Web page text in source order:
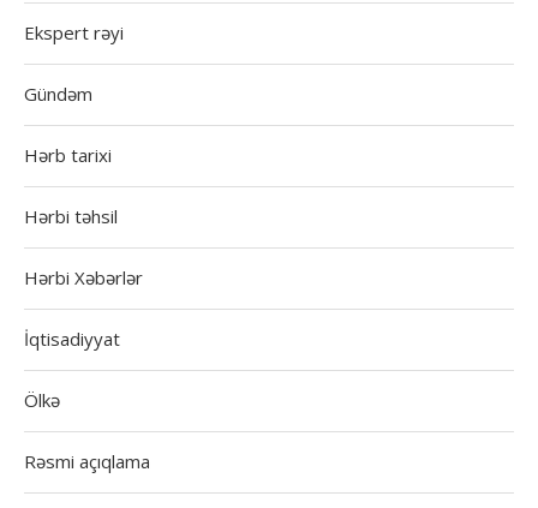
Ekspert rəyi
Gündəm
Hərb tarixi
Hərbi təhsil
Hərbi Xəbərlər
İqtisadiyyat
Ölkə
Rəsmi açıqlama